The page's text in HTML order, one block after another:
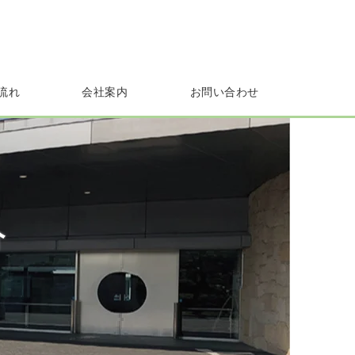
れ 会社案内 お問い合わせ